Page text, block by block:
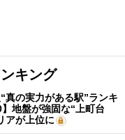
キング
“真の実力がある駅”ランキ
地盤が強固な“上町台
アが上位に